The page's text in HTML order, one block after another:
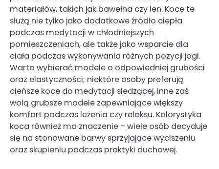
materiałów, takich jak bawełna czy len. Koce te
służą nie tylko jako dodatkowe źródło ciepła
podczas medytacji w chłodniejszych
pomieszczeniach, ale także jako wsparcie dla
ciała podczas wykonywania różnych pozycji jogi.
Warto wybierać modele o odpowiedniej grubości
oraz elastyczności; niektóre osoby preferują
cieńsze koce do medytacji siedzącej, inne zaś
wolą grubsze modele zapewniające większy
komfort podczas leżenia czy relaksu. Kolorystyka
koca również ma znaczenie – wiele osób decyduje
się na stonowane barwy sprzyjające wyciszeniu
oraz skupieniu podczas praktyki duchowej.